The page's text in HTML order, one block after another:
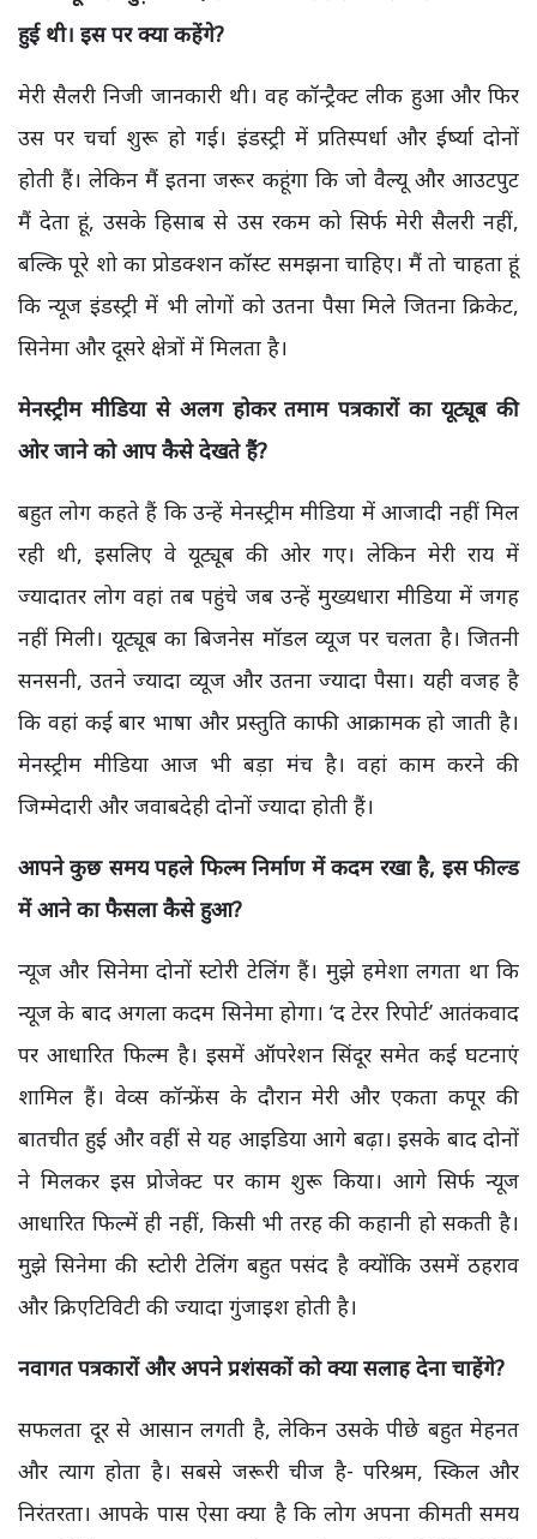
हुई थी। इस पर क्या कहेंगे?
मेरी सैलरी निजी जानकारी थी। वह कॉन्ट्रैक्ट लीक हुआ और फिर
उस पर चर्चा शुरू हो गई। इंडस्ट्री में प्रतिस्पर्धा और ईर्ष्या दोनों
होती हैं। लेकिन मैं इतना जरूर कहूंगा कि जो वैल्यू और आउटपुट
मैं देता हूं,उसके हिसाब से उस रकम को सिर्फ मेरी सैलरी नहीं,
बल्कि पूरे शो का प्रोडक्शन कॉस्ट समझना चाहिए। मैं तो चाहता हूं
कि न्यूज इंडस्ट्री में भी लोगों को उतना पैसा मिले जितना क्रिकेट,
सिनेमा और दूसरे क्षेत्रों में मिलता है।
मेनस्ट्रीम मीडिया से अलग होकर तमाम पत्रकारों का यूट्यूब की
ओर जाने को आप कैसे देखते हैं?
बहुत लोग कहते हैं कि उन्हें मेनस्ट्रीम मीडिया में आजादी नहीं मिल
रही थी, इसलिए वे यूट्यूब की ओर गए। लेकिन मेरी राय में
ज्यादातर लोग वहां तब पहुंचे जब उन्हें मुख्यधारा मीडिया में जगह
नहीं मिली। यूट्यूब का बिजनेस मॉडल व्यूज पर चलता है। जितनी
सनसनी,उतने ज्यादा व्यूज और उतना ज्यादा पैसा। यही वजह है
कि वहां कई बार भाषा और प्रस्तुति काफी आक्रामक हो जाती है।
मेनस्ट्रीम मीडिया आज भी बड़ा मंच है। वहां काम करने की
जिम्मेदारी और जवाबदेही दोनों ज्यादा होती हैं।
आपने कुछ समय पहले फिल्म निर्माण में कदम रखा है, इस फील्ड
में आने का फैसला कैसे हुआ?
न्यूज और सिनेमा दोनों स्टोरी टेलिंग हैं। मुझे हमेशा लगता था कि
न्यूज के बाद अगला कदम सिनेमा होगा। ‘द टेरर रिपोर्ट’ आतंकवाद
पर आधारित फिल्म है। इसमें ऑपरेशन सिंदूर समेत कई घटनाएं
शामिल हैं। वेव्स कॉन्फ्रेंस के दौरान मेरी और एकता कपूर की
बातचीत हुई और वहीं से यह आइडिया आगे बढ़ा। इसके बाद दोनों
ने मिलकर इस प्रोजेक्ट पर काम शुरू किया। आगे सिर्फ न्यूज
आधारित फिल्में ही नहीं, किसी भी तरह की कहानी हो सकती है।
मुझे सिनेमा की स्टोरी टेलिंग बहुत पसंद है क्योंकि उसमें ठहराव
और क्रिएटिविटी की ज्यादा गुंजाइश होती है।
नवागत पत्रकारों और अपने प्रशंसकों को क्या सलाह देना चाहेंगे?
सफलता दूर से आसान लगती है, लेकिन उसके पीछे बहुत मेहनत
और त्याग होता है। सबसे जरूरी चीज है- परिश्रम, स्किल और
निरंतरता।आपके पास ऐसा क्या है कि लोग अपना कीमती समय